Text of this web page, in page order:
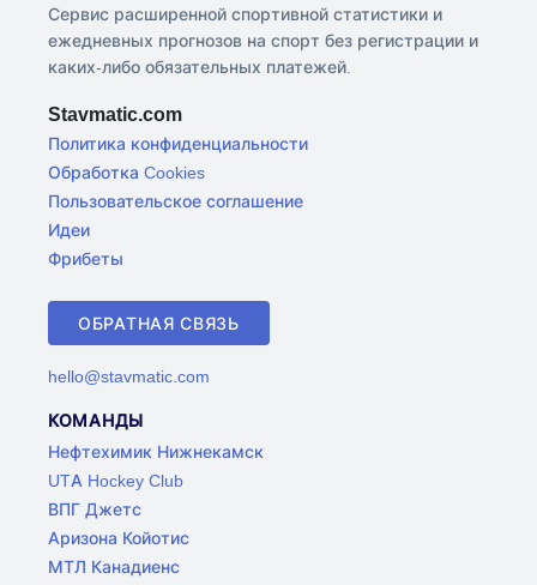
Сервис расширенной спортивной статистики и
ежедневных прогнозов на спорт без регистрации и
каких-либо обязательных платежей.
Stavmatic.com
Политика конфиденциальности
Обработка Cookies
Пользовательское соглашение
Идеи
Фрибеты
ОБРАТНАЯ СВЯЗЬ
hello@stavmatic.com
КОМАНДЫ
Нефтехимик Нижнекамск
UTA Hockey Club
ВПГ Джетс
Аризона Койотис
МТЛ Канадиенс